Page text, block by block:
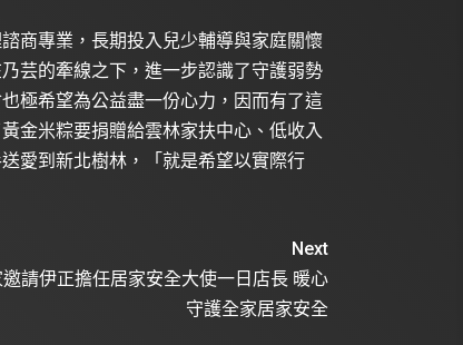
商專業，長期投入兒少輔導與家庭關懷
芸的牽線之下，進一步認識了守護弱勢
極希望為公益盡一份心力，因而有了這
金米粽要捐贈給雲林家扶中心、低收入
愛到新北樹林，「就是希望以實際行
Next
請伊正擔任居家安全大使一日店長 暖心
守護全家居家安全